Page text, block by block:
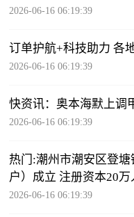
2026-06-16 06:19:39
订单护航+科技助力 各
2026-06-16 06:19:39
快资讯：奥本海默上调
2026-06-16 06:19:39
热门:潮州市潮安区登
户）成立 注册资本20万
2026-06-16 06:19:39